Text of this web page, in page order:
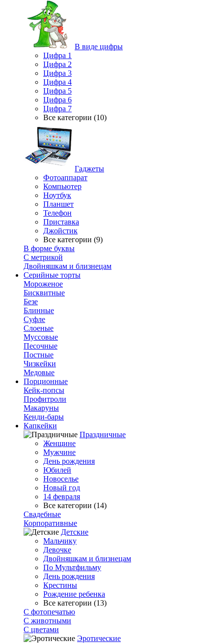
В виде цифры
Цифра 1
Цифра 2
Цифра 3
Цифра 4
Цифра 5
Цифра 6
Цифра 7
Все категории (10)
Гаджеты
Фотоаппарат
Компьютер
Ноутбук
Планшет
Телефон
Приставка
Джойстик
Все категории (9)
В форме буквы
С метрикой
Двойняшкам и близнецам
Серийные торты
Мороженое
Бисквитные
Безе
Блинные
Суфле
Слоеные
Муссовые
Песочные
Постные
Чизкейки
Медовые
Порционные
Кейк-попсы
Профитроли
Макаруны
Кенди-бары
Капкейки
Праздничные
Женщине
Мужчине
День рождения
Юбилей
Новоселье
Новый год
14 февраля
Все категории (14)
Свадебные
Корпоративные
Детские
Мальчику
Девочке
Двойняшкам и близнецам
По Мультфильму
День рождения
Крестины
Рождение ребенка
Все категории (13)
С фотопечатью
C животными
С цветами
Эротические